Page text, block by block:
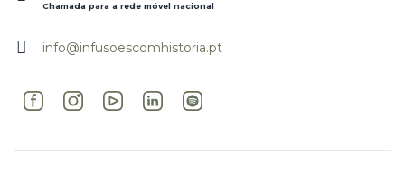
Chamada para a rede móvel nacional
info@infusoescomhistoria.pt